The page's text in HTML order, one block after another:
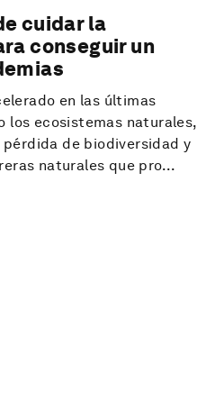
cuidar la
conseguir un
en las últimas
los ecosistemas naturales,
pérdida de biodiversidad y
naturales que pro...